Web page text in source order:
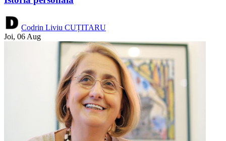
Codrin Liviu CUȚITARU
Joi, 06 Aug